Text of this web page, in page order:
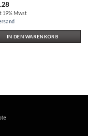
19% Mwst
IN DEN WARENKORB